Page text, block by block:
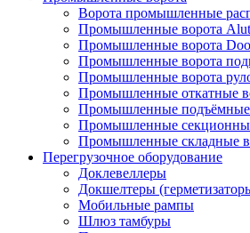
Ворота промышленные
Промышленные ворота
Промышленные ворота
Промышленные ворота
Промышленные ворота
Промышленные откатные
Промышленные подъёмные
Промышленные
Промышленные складные
Перегрузочное оборудование
Доклевеллеры
Докшелтеры
Мобильные рампы
Шлюз тамбуры